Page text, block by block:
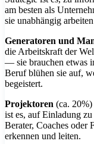
am besten als
sie unabhängig
Generatoren und
die Arbeitskraft der
— sie brauchen etwas
Beruf blühen sie auf,
begeistert.
Projektoren (ca.
ist es, auf Einladung
Berater, Coaches oder
erkennen und leiten.